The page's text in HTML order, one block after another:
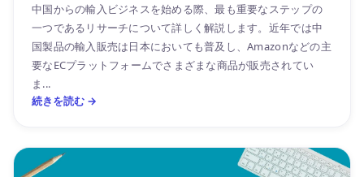
中国からの輸入ビジネスを始める際、最も重要なステップの
一つであるリサーチについて詳しく解説します。近年では中
国製品の輸入販売は日本においても普及し、Amazonなどの主
要なECプラットフォームでさまざまな商品が販売されてい
ま...
続きを読む →